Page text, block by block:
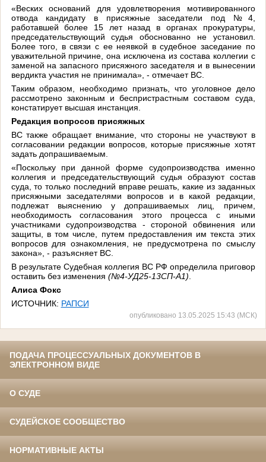
«Веских оснований для удовлетворения мотивированного
отвода кандидату в присяжные заседатели под №4,
работавшей более 15 лет назад в органах прокуратуры,
председательствующий судья обоснованно не установил.
Более того, в связи с ее неявкой в судебное заседание по
уважительной причине, она исключена из состава коллегии с
заменой на запасного присяжного заседателя и в вынесении
вердикта участия не принимала», - отмечает ВС.
Таким образом, необходимо признать, что уголовное дело
рассмотрено законным и беспристрастным составом суда,
констатирует высшая инстанция.
Редакция вопросов присяжных
ВС также обращает внимание, что стороны не участвуют в
согласовании редакции вопросов, которые присяжные хотят
задать допрашиваемым.
«Поскольку при данной форме судопроизводства именно
коллегия и председательствующий судья образуют состав
суда, то только последний вправе решать, какие из заданных
присяжными заседателями вопросов и в какой редакции,
подлежат выяснению у допрашиваемых лиц, причем,
необходимость согласования этого процесса с иными
участниками судопроизводства - стороной обвинения или
защиты, в том числе, путем предоставления им текста этих
вопросов для ознакомления, не предусмотрена по смыслу
закона», - разъясняет ВС.
В результате Судебная коллегия ВС РФ определила приговор
оставить без изменения (№4-УД25-13СП-А1)
Алиса Фокс
ИСТОЧНИК: РАПСИ
опубликовано 13.05.2025 15:43 (МСК)
ПОДАЧА ПРОЦЕССУАЛЬНЫХ ДОКУМЕНТОВ В
ЭЛЕКТРОННОМ ВИДЕ
О СУДЕ
СУДЕЙСКОЕ СООБЩЕСТВО
НОРМАТИВНЫЕ АКТЫ